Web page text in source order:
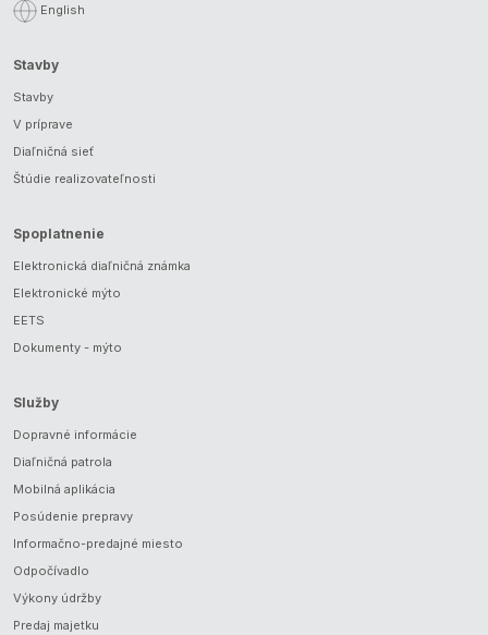
English
Stavby
Stavby
V príprave
Diaľničná sieť
Štúdie realizovateľnosti
Spoplatnenie
Elektronická diaľničná známka
Elektronické mýto
EETS
Dokumenty - mýto
Služby
Dopravné informácie
Diaľničná patrola
Mobilná aplikácia
Posúdenie prepravy
Informačno-predajné miesto
Odpočívadlo
Výkony údržby
Predaj majetku